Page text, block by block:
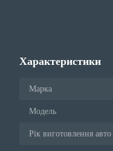
Характеристики
Марка
Модель
Рік виготовлення авто